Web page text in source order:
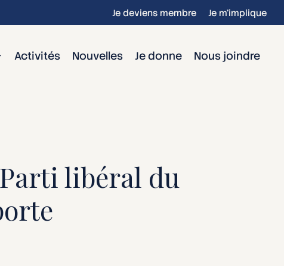
Je deviens membre Je m’implique
Activités Nouvelles Je donne Nous joindre
libéral du